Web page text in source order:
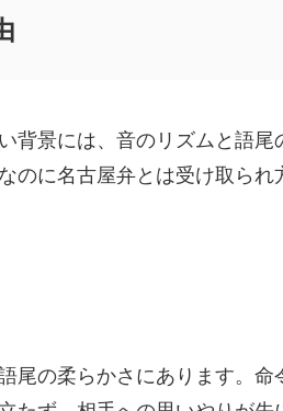
背景には、音のリズムと語尾
のに名古屋弁とは受け取られ
尾の柔らかさにあります。命